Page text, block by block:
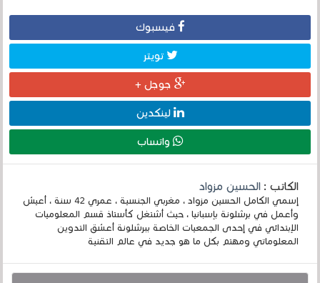
فيسبوك
تويتر
جوجل +
لينكدين
واتساب
الكاتب :الحسين مزواد
إسمي الكامل الحسين مزواد ، مغربي الجنسية ، عمري 42 سنة ، أعيش
وأعمل في برشلونة بإسبانيا ، حيث أشتغل كأستاذ قسم المعلوميات
الإبتدائي في إحدى الجمعيات الخاصة ببرشلونة أعشق التدوين
المعلوماتي ومهتم بكل ما هو جديد في عالم التقنية